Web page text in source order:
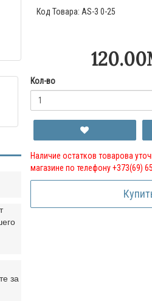
за
Код Товара: AS-3 0-25
Кол-во
Наличие остатков товарова
магазине по телефону +373(69)